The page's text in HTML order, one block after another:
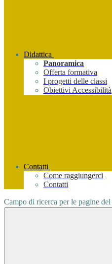
Didattica
Panoramica
Offerta formativa
I progetti delle classi
Obiettivi Accessibilità
Contatti
Come raggiungerci
Contatti
Campo di ricerca per le pagine